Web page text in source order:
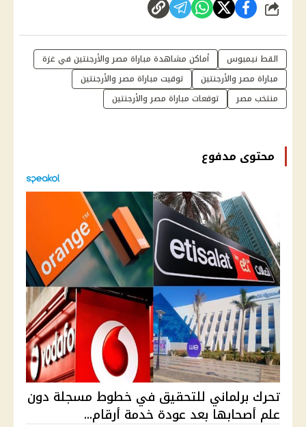
شارك
القط نيمبوس
أماكن مشاهدة مباراة مصر والأرجنتين في غزة
مباراة مصر والأرجنتين
توقيت مباراة مصر والأرجنتين
منتخب مصر
توقعات مباراة مصر والأرجنتين
محتوى مدفوع
تحرك برلماني للتحقيق في خطوط مسجلة دون
علم أصحابها بعد عودة خدمة أرقام...